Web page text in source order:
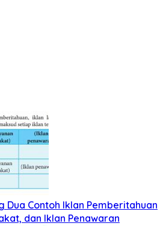
Dua Contoh Iklan Pemberitahuan
dan Iklan Penawaran